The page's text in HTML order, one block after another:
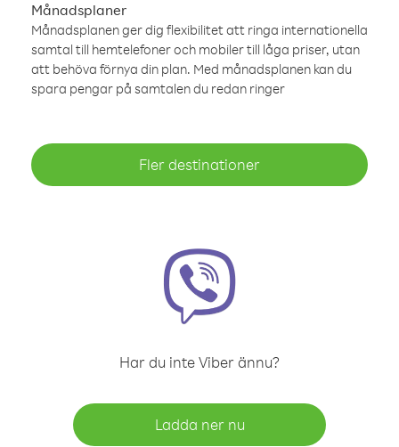
Månadsplaner
Månadsplanen ger dig flexibilitet att ringa internationella
samtal till hemtelefoner och mobiler till låga priser, utan
att behöva förnya din plan. Med månadsplanen kan du
spara pengar på samtalen du redan ringer
Fler destinationer
Har du inte Viber ännu?
Ladda ner nu